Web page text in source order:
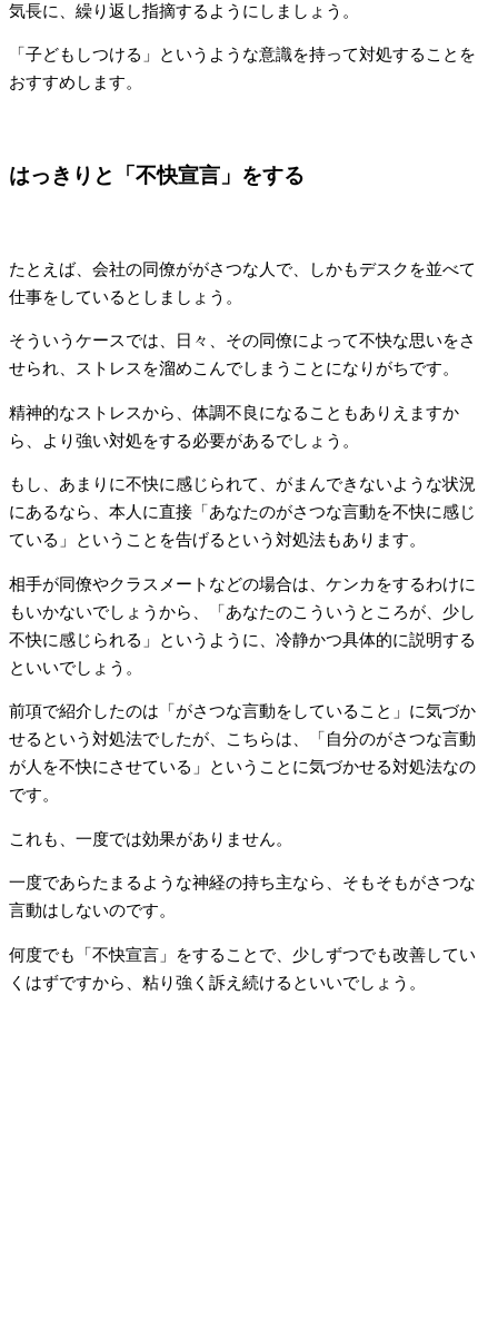
気長に、繰り返し指摘するようにしましょう。
「子どもしつける」というような意識を持って対処することを
おすすめします。
はっきりと「不快宣言」をする
たとえば、会社の同僚ががさつな人で、しかもデスクを並べて
仕事をしているとしましょう。
そういうケースでは、日々、その同僚によって不快な思いをさ
せられ、ストレスを溜めこんでしまうことになりがちです。
精神的なストレスから、体調不良になることもありえますか
ら、より強い対処をする必要があるでしょう。
もし、あまりに不快に感じられて、がまんできないような状況
にあるなら、本人に直接「あなたのがさつな言動を不快に感じ
ている」ということを告げるという対処法もあります。
相手が同僚やクラスメートなどの場合は、ケンカをするわけに
もいかないでしょうから、「あなたのこういうところが、少し
不快に感じられる」というように、冷静かつ具体的に説明する
といいでしょう。
前項で紹介したのは「がさつな言動をしていること」に気づか
せるという対処法でしたが、こちらは、「自分のがさつな言動
が人を不快にさせている」ということに気づかせる対処法なの
です。
これも、一度では効果がありません。
一度であらたまるような神経の持ち主なら、そもそもがさつな
言動はしないのです。
何度でも「不快宣言」をすることで、少しずつでも改善してい
くはずですから、粘り強く訴え続けるといいでしょう。